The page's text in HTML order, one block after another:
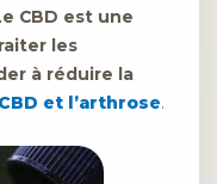
CBD est une
les
à réduire la
et l’arthrose.